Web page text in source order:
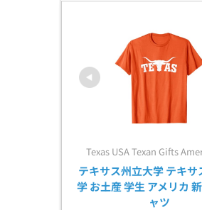
Texas USA Texan Gifts
テキサス州立大学 テキサ
学 お土産 学生 アメリカ
ャツ